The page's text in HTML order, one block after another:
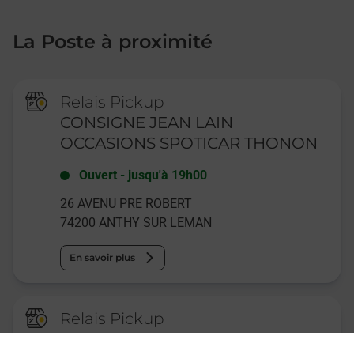
La Poste à proximité
Relais Pickup
CONSIGNE JEAN LAIN
OCCASIONS SPOTICAR THONON
Ouvert - jusqu'à 19h00
26 AVENU PRE ROBERT
74200 ANTHY SUR LEMAN
En savoir plus
Relais Pickup
CONSIGNE BUT ANTHY SUR